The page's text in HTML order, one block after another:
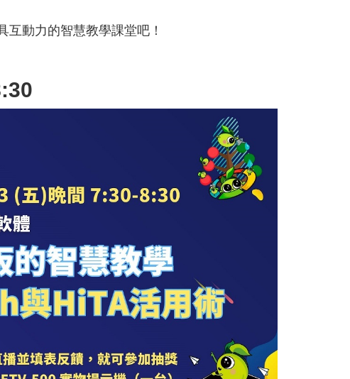
互動力的智慧教學課堂吧！